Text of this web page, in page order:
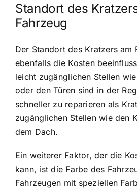
Standort des
Fahrzeug
Der Standort des Kratzers am
ebenfalls die Kosten
leicht zugänglichen Stellen
oder den Türen sind in der
schneller zu reparieren als
zugänglichen Stellen wie den
dem Dach.
Ein weiterer Faktor, der die
kann, ist die Farbe des
Fahrzeugen mit speziellen